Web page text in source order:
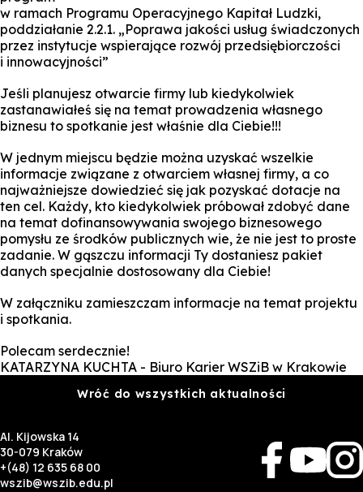
w ramach Programu Operacyjnego Kapitał Ludzki,
poddziałanie 2.2.1. „Poprawa jakości usług świadczonych
przez instytucje wspierające rozwój przedsiębiorczości
i innowacyjności”
Jeśli planujesz otwarcie firmy lub kiedykolwiek
zastanawiałeś się na temat prowadzenia własnego
biznesu to spotkanie jest właśnie dla Ciebie!!!
W jednym miejscu będzie można uzyskać wszelkie
informacje związane z otwarciem własnej firmy, a co
najważniejsze dowiedzieć się jak pozyskać dotacje na
ten cel. Każdy, kto kiedykolwiek próbował zdobyć dane
na temat dofinansowywania swojego biznesowego
pomysłu ze środków publicznych wie, że nie jest to proste
zadanie. W gąszczu informacji Ty dostaniesz pakiet
danych specjalnie dostosowany dla Ciebie!
W załączniku zamieszczam informacje na temat projektu
i spotkania.
Polecam serdecznie!
KATARZYNA KUCHTA - Biuro Karier WSZiB w Krakowie
Wróć do wszystkich aktualności
Al. Kijowska 14
30-079 Kraków
+(48) 12 635 68 00
wszib@wszib.edu.pl